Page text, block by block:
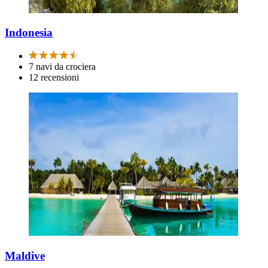
Indonesia
7 navi da crociera
12 recensioni
Maldive